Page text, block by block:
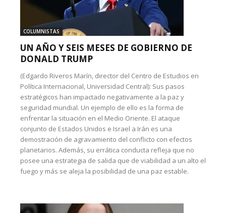
COLUMNISTAS
UN AÑO Y SEIS MESES DE GOBIERNO DE
DONALD TRUMP
(Edgardo Riveros Marín, director del Centro de Estudios en
Política Internacional, Universidad Central): Sus pasos
estratégicos han impactado negativamente a la paz y
seguridad mundial. Un ejemplo de ello es la forma de
enfrentar la situación en el Medio Oriente. El ataque
conjunto de Estados Unidos e Israel a Irán es una
demostración de agravamiento del conflicto con efectos
planetarios. Además, su errática conducta refleja que no
posee una estrategia de salida que de viabilidad a un alto el
fuego y más se aleja la posibilidad de una paz estable.